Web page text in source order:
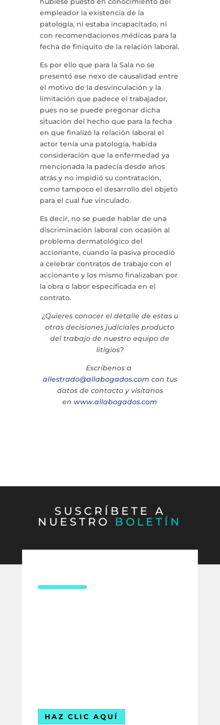
empleador la existencia de la
patología, ni estaba incapacitado, ni
con recomendaciones médicas para la
fecha de finiquito de la relación laboral.
Es por ello que para la Sala no se
presentó ese nexo de causalidad entre
el motivo de la desvinculación y la
limitación que padece el trabajador,
pues no se puede pregonar dicha
situación del hecho que para la fecha
en que finalizó la relación laboral el
actor tenía una patología, habida
consideración que la enfermedad ya
mencionada la padecía desde años
atrás y no impidió su contratación,
como tampoco el desarrollo del objeto
para el cual fue vinculado.
Es decir, no se puede hablar de una
discriminación laboral con ocasión al
problema dermatológico del
accionante, cuando la pasiva procedió
a celebrar contratos de trabajo con el
accionante y los mismo finalizaban por
la obra o labor especificada en el
contrato.
¿Quieres conocer el detalle de estas u
otras decisiones judiciales producto
del trabajo de nuestro equipo de
litigios?
Escríbenos a
allestrado@allabogados.com con tus
datos de contacto y visítanos
en www.allabogados.com
SUSCRÍBETE A
NUESTRO
BOLETÍN
HAZ CLIC AQUÍ